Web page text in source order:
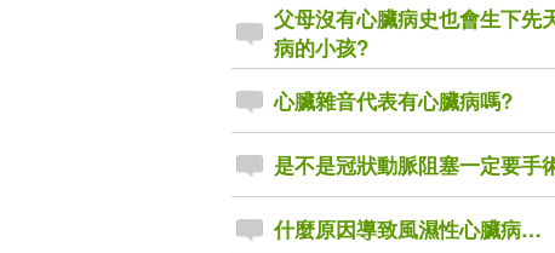
父母沒有心臟病史也會生下先
病的小孩?
心臟雜音代表有心臟病嗎?
是不是冠狀動脈阻塞一定要手
什麼原因導致風濕性心臟病…